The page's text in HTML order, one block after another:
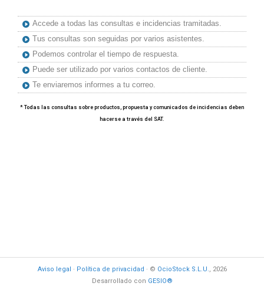
Accede a todas las consultas e incidencias tramitadas.
Tus consultas son seguidas por varios asistentes.
Podemos controlar el tiempo de respuesta.
Puede ser utilizado por varios contactos de cliente.
Te enviaremos informes a tu correo.
* Todas las consultas sobre productos, propuesta y comunicados de incidencias deben
hacerse a través del SAT.
Aviso legal · Política de privacidad · © OcioStock S.L.U., 2026
Desarrollado con GESIO®